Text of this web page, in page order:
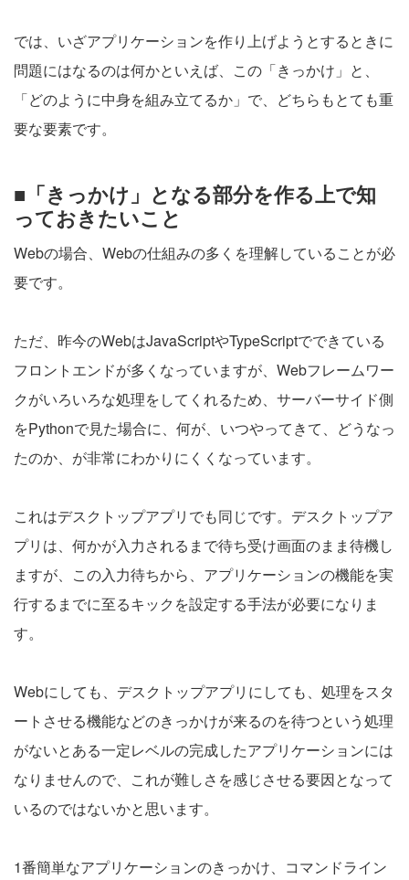
では、いざアプリケーションを作り上げようとするときに
問題にはなるのは何かといえば、この「きっかけ」と、
「どのように中身を組み立てるか」で、どちらもとても重
要な要素です。
■「きっかけ」となる部分を作る上で知
っておきたいこと
Webの場合、Webの仕組みの多くを理解していることが必
要です。
ただ、昨今のWebはJavaScriptやTypeScriptでできている
フロントエンドが多くなっていますが、Webフレームワー
クがいろいろな処理をしてくれるため、サーバーサイド側
をPythonで見た場合に、何が、いつやってきて、どうなっ
たのか、が非常にわかりにくくなっています。
これはデスクトップアプリでも同じです。デスクトップア
プリは、何かが入力されるまで待ち受け画面のまま待機し
ますが、この入力待ちから、アプリケーションの機能を実
行するまでに至るキックを設定する手法が必要になりま
す。
Webにしても、デスクトップアプリにしても、処理をスタ
ートさせる機能などのきっかけが来るのを待つという処理
がないとある一定レベルの完成したアプリケーションには
なりませんので、これが難しさを感じさせる要因となって
いるのではないかと思います。
1番簡単なアプリケーションのきっかけ、コマンドライン